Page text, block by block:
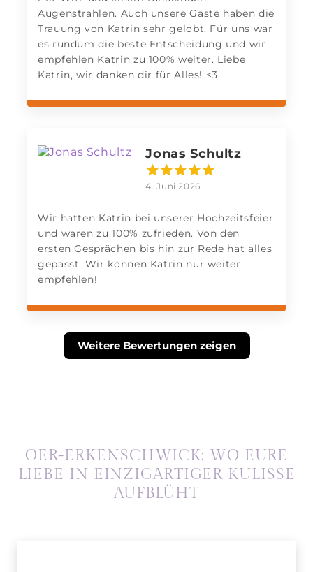
Augenstrahlen. Auch unsere Gäste haben die
Trauung von Katrin sehr gelobt. Für uns war
es rundum die beste Entscheidung und wir
empfehlen Katrin zu 100% weiter. Liebe
Katrin, wir danken dir für Alles! <3
Jonas Schultz
4. Juni 2026
Wir hatten Katrin bei unserer Hochzeitsfeier
und waren zu 100% zufrieden. Von den
ersten Gesprächen bis hin zur Rede hat alles
gepasst. Wir können Katrin nur weiter
empfehlen!
Weitere Bewertungen zeigen
OER-ERKENSCHWICK: WO EURE
LIEBE IN EINZIGARTIGER KULISSE
AUFBLÜHT